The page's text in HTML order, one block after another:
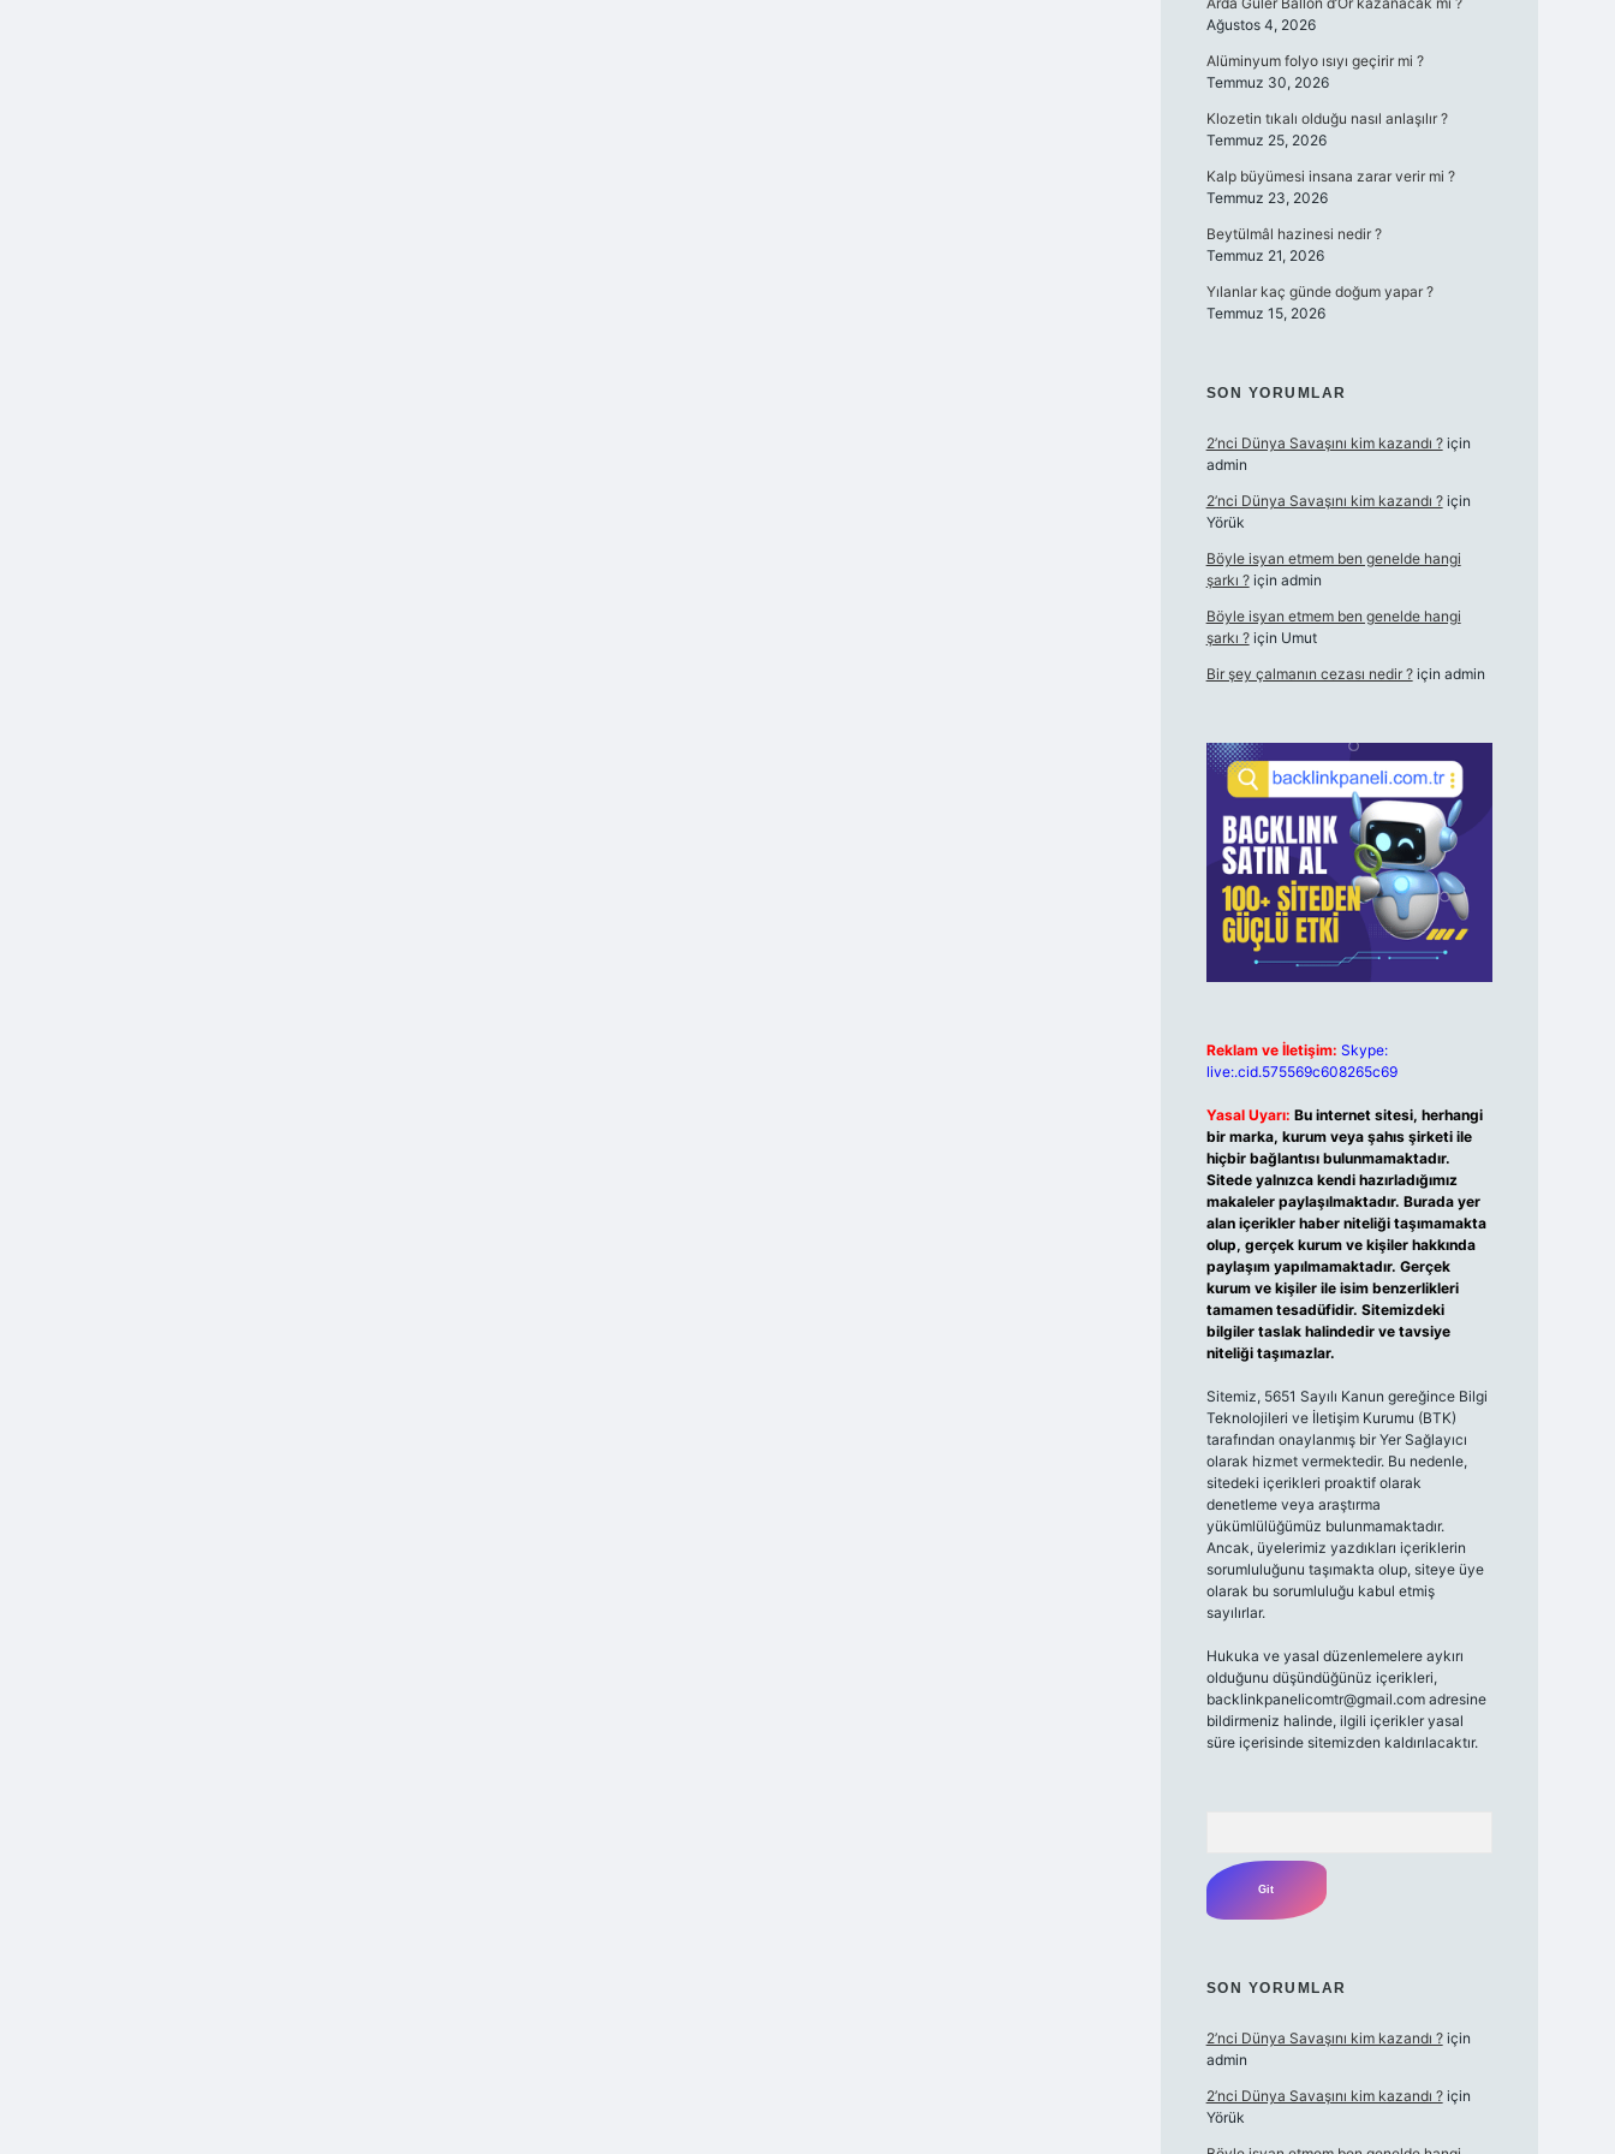
Ağustos 4, 2026
Alüminyum folyo ısıyı geçirir mi ?
Temmuz 30, 2026
Klozetin tıkalı olduğu nasıl anlaşılır ?
Temmuz 25, 2026
Kalp büyümesi insana zarar verir mi ?
Temmuz 23, 2026
Beytülmâl hazinesi nedir ?
Temmuz 21, 2026
Yılanlar kaç günde doğum yapar ?
Temmuz 15, 2026
SON YORUMLAR
2’nci Dünya Savaşını kim kazandı ?için
admin
2’nci Dünya Savaşını kim kazandı ?için
Yörük
Böyle isyan etmem ben genelde hangi
şarkı ?için admin
Böyle isyan etmem ben genelde hangi
şarkı ?için Umut
Bir şey çalmanın cezası nedir ?için admin
Reklam ve İletişim: Skype:
live:.cid.575569c608265c69
Yasal Uyarı: Bu internet sitesi, herhangi
bir marka, kurum veya şahıs şirketi ile
hiçbir bağlantısı bulunmamaktadır.
Sitede yalnızca kendi hazırladığımız
makaleler paylaşılmaktadır. Burada yer
alan içerikler haber niteliği taşımamakta
olup, gerçek kurum ve kişiler hakkında
paylaşım yapılmamaktadır. Gerçek
kurum ve kişiler ile isim benzerlikleri
tamamen tesadüfidir. Sitemizdeki
bilgiler taslak halindedir ve tavsiye
niteliği taşımazlar.
Sitemiz, 5651 Sayılı Kanun gereğince Bilgi
Teknolojileri ve İletişim Kurumu (BTK)
tarafından onaylanmış bir Yer Sağlayıcı
olarak hizmet vermektedir. Bu nedenle,
sitedeki içerikleri proaktif olarak
denetleme veya araştırma
yükümlülüğümüz bulunmamaktadır.
Ancak, üyelerimiz yazdıkları içeriklerin
sorumluluğunu taşımakta olup, siteye üye
olarak bu sorumluluğu kabul etmiş
sayılırlar.
Hukuka ve yasal düzenlemelere aykırı
olduğunu düşündüğünüz içerikleri,
backlinkpanelicomtr@gmail.comadresine
bildirmeniz halinde, ilgili içerikler yasal
süre içerisinde sitemizden kaldırılacaktır.
SON YORUMLAR
2’nci Dünya Savaşını kim kazandı ?için
admin
2’nci Dünya Savaşını kim kazandı ?için
Yörük